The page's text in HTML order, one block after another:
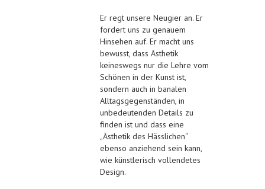
Er regt unsere Neugier an. Er
fordert uns zu genauem
Hinsehen auf. Er macht uns
bewusst, dass Ästhetik
keineswegs nur die Lehre vom
Schönen in der Kunst ist,
sondern auch in banalen
Alltagsgegenständen, in
unbedeutenden Details zu
finden ist und dass eine
„Ästhetik des Hässlichen“
ebenso anziehend sein kann,
wie künstlerisch vollendetes
Design.